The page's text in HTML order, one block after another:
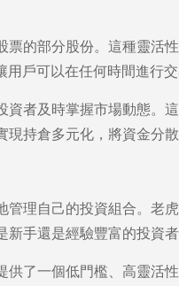
票的部分股份。這種靈活
戶可以在任何時間進行交
者及時掌握市場動態。
持倉多元化，將資金分
理自己的投資組合。老
手還是經驗豐富的投資
供了一個低門檻、高靈活